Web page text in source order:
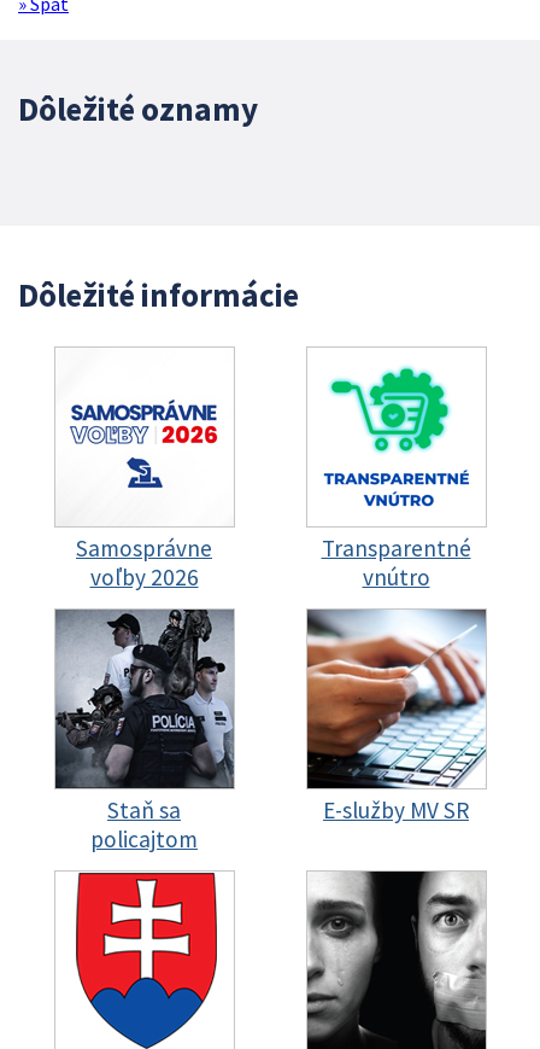
Dôležité oznamy
Dôležité informácie
Samosprávne
voľby 2026
Transparentné
vnútro
Staň sa
policajtom
E-služby MV SR